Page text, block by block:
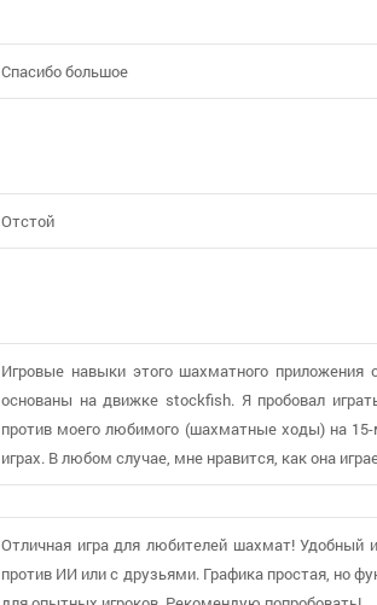
Спасибо большое
Отстой
Игровые навыки этого шахматного
основаны на движке stockfish. Я пробовал
против моего любимого (шахматные ходы) на
играх. В любом случае, мне нравится, как она
Отличная игра для любителей шахмат! Удобный
против ИИ или с друзьями. Графика простая, но